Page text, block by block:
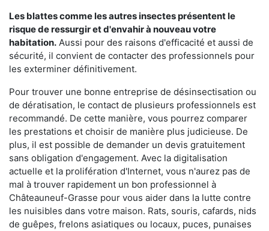
Les blattes comme les autres insectes présentent le
risque de ressurgir et d'envahir à nouveau votre
habitation. Aussi pour des raisons d'efficacité et aussi de
sécurité, il convient de contacter des professionnels pour
les exterminer définitivement.
Pour trouver une bonne entreprise de désinsectisation ou
de dératisation, le contact de plusieurs professionnels est
recommandé. De cette manière, vous pourrez comparer
les prestations et choisir de manière plus judicieuse. De
plus, il est possible de demander un devis gratuitement
sans obligation d'engagement. Avec la digitalisation
actuelle et la prolifération d'Internet, vous n'aurez pas de
mal à trouver rapidement un bon professionnel à
Châteauneuf-Grasse pour vous aider dans la lutte contre
les nuisibles dans votre maison. Rats, souris, cafards, nids
de guêpes, frelons asiatiques ou locaux, puces, punaises